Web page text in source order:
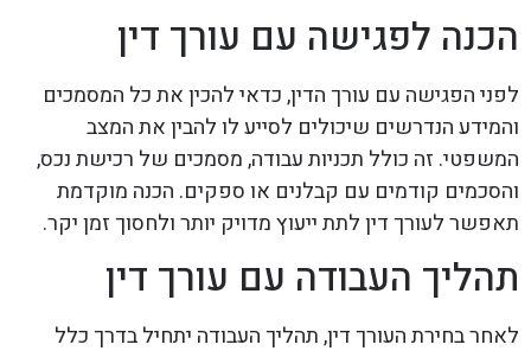
הכנה לפגישה עם עורך דין
לפני הפגישה עם עורך הדין, כדאי להכין את כל המסמכים
והמידע הנדרשים שיכולים לסייע לו להבין את המצב
המשפטי. זה כולל תכניות עבודה, מסמכים של רכישת נכס,
והסכמים קודמים עם קבלנים או ספקים. הכנה מוקדמת
תאפשר לעורך דין לתת ייעוץ מדויק יותר ולחסוך זמן יקר.
תהליך העבודה עם עורך דין
לאחר בחירת העורך דין, תהליך העבודה יתחיל בדרך כלל